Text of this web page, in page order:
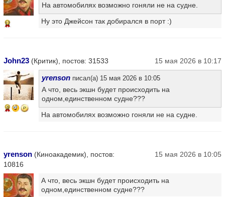
12
На автомобилях возможно гоняли не на судне.
Ну это Джейсон так добирался в порт :)
John23 (Критик), постов: 31533 15 мая 2026 в 10:17
9
yrenson писал(а) 15 мая 2026 в 10:05
А что, весь экшн будет происходить на
одном,единственном судне???
На автомобилях возможно гоняли не на судне.
yrenson (Киноакадемик), постов:
10816
15 мая 2026 в 10:05
А что, весь экшн будет происходить на
одном,единственном судне???